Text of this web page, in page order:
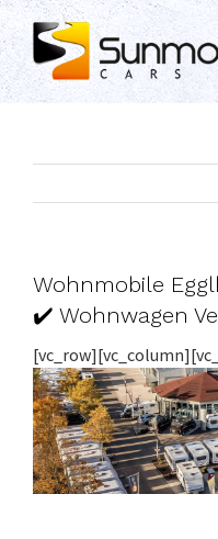
Skip
to
content
Wohnmobile
✔️ Wohnwagen